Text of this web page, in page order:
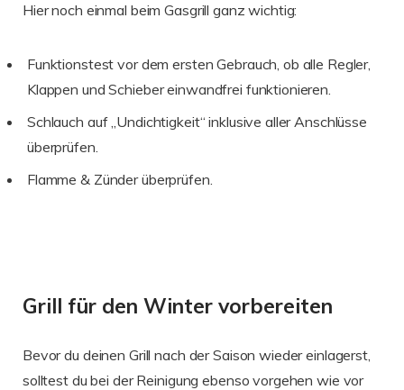
Hier noch einmal beim Gasgrill ganz wichtig:
Funktionstest vor dem ersten Gebrauch, ob alle Regler,
Klappen und Schieber einwandfrei funktionieren.
Schlauch auf „Undichtigkeit“ inklusive aller Anschlüsse
überprüfen.
Flamme & Zünder überprüfen.
Grill für den Winter vorbereiten
Bevor du deinen Grill nach der Saison wieder einlagerst,
solltest du bei der Reinigung ebenso vorgehen wie vor